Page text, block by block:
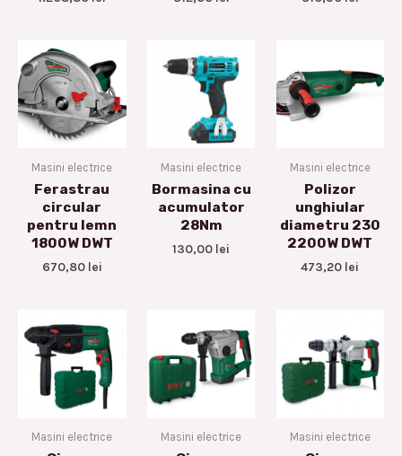
Masini electrice
Ferastrau
circular
pentru lemn
1800W DWT
670,80 lei
Masini electrice
Bormasina cu
acumulator
28Nm
130,00 lei
Masini electrice
Polizor
unghiular
diametru 230
2200W DWT
473,20 lei
Masini electrice Masini electrice Masini electrice